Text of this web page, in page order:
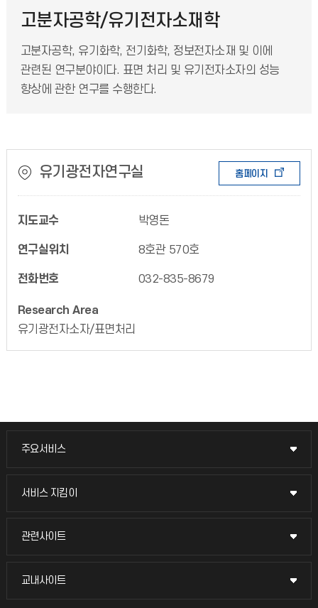
고분자공학/유기전자소재학
고분자공학, 유기화학, 전기화학, 정보전자소재 및 이에
관련된 연구분야이다. 표면 처리 및 유기전자소자의 성능
향상에 관한 연구를 수행한다.
유기광전자연구실 홈페이지
지도교수 박영돈
연구실위치 8호관 570호
전화번호 032-835-8679
Research Area
유기광전자소자/표면처리
주요서비스
주요서비스
교무회의방송
서비스 지킴이
서비스 지킴이
묻고 답하기
관련사이트
관련사이트
국방헬프콜
교내사이트
교내사이트